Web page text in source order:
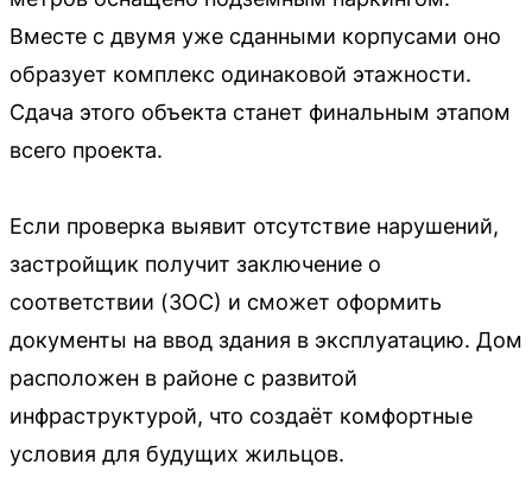
Вместе с двумя уже сданными корпусами оно
образует комплекс одинаковой этажности.
Сдача этого объекта станет финальным этапом
всего проекта.
Если проверка выявит отсутствие нарушений,
застройщик получит заключение о
соответствии (ЗОС) и сможет оформить
документы на ввод здания в эксплуатацию. Дом
расположен в районе с развитой
инфраструктурой, что создаёт комфортные
условия для будущих жильцов.